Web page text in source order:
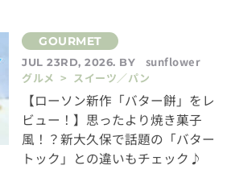
JUL 23RD, 2026. BY
sunflower
グルメ > スイーツ／パン
【ローソン新作「バター餅」をレ
ビュー！】思ったより焼き菓子
風！？新大久保で話題の「バター
トック」との違いもチェック♪